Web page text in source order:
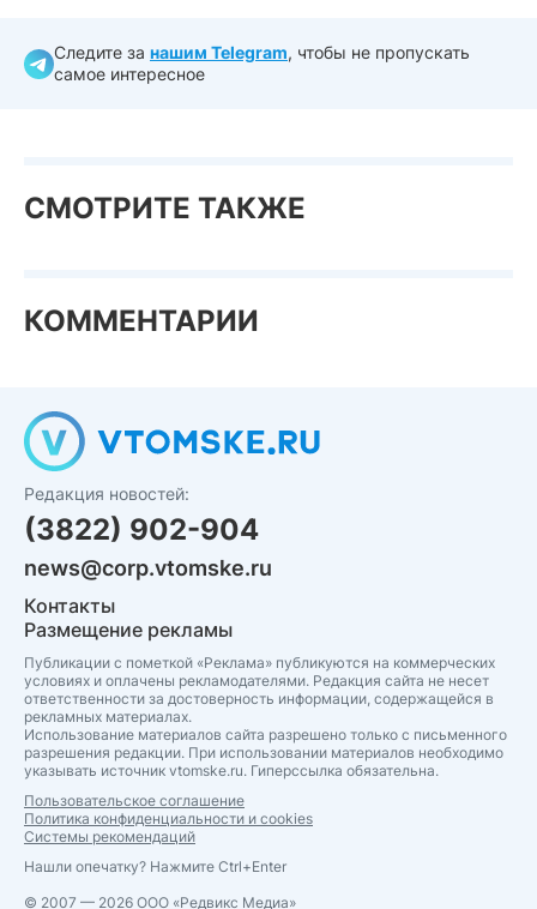
Следите за нашим Telegram, чтобы не пропускать
самое интересное
СМОТРИТЕ ТАКЖЕ
КОММЕНТАРИИ
Редакция новостей:
(3822) 902-904
news@corp.vtomske.ru
Контакты
Размещение рекламы
Публикации с пометкой «Реклама» публикуются на коммерческих
условиях и оплачены рекламодателями. Редакция сайта не несет
ответственности за достоверность информации, содержащейся в
рекламных материалах.
Использование материалов сайта разрешено только с письменного
разрешения редакции. При использовании материалов необходимо
указывать источник vtomske.ru. Гиперссылка обязательна.
Пользовательское соглашение
Политика конфиденциальности и cookies
Системы рекомендаций
Нашли опечатку? Нажмите Ctrl+Enter
© 2007 — 2026 ООО «Редвикс Медиа»